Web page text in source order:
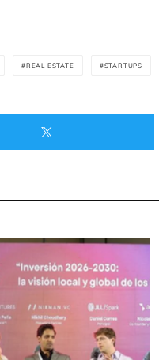
REAL ESTATE STARTUPS